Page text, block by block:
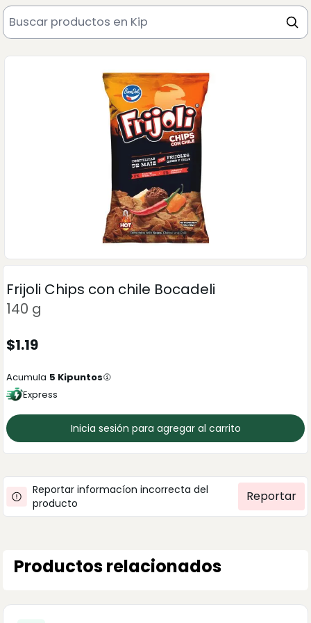
Frijoli Chips con chile Bocadeli
140 g
$1.19
Acumula 5 Kipuntos
Express
Inicia sesión para agregar al carrito
Reportar informacíon incorrecta del
producto
Reportar
Productos relacionados